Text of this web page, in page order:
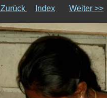
Index Weiter >>